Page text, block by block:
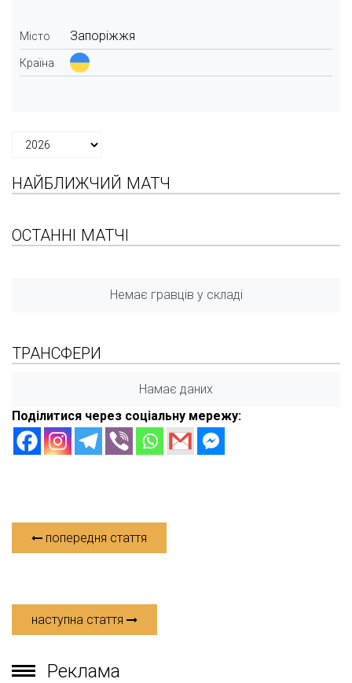
Місто Запоріжжя
Країна
НАЙБЛИЖЧИЙ МАТЧ
ОСТАННІ МАТЧІ
Немає гравців у складі
ТРАНСФЕРИ
Намає даних
Поділитися через соціальну мережу:
попередня стаття
наступна стаття
Реклама